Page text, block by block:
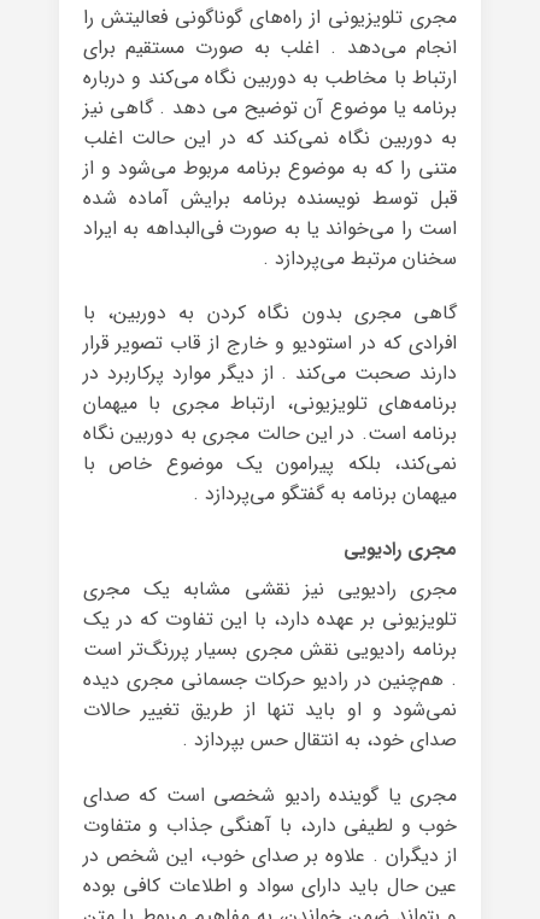
مجری تلویزیونی از راه‌های گوناگونی فعالیتش را
انجام می‌دهد . اغلب به صورت مستقیم برای
ارتباط با مخاطب به دوربین نگاه می‌کند و درباره
برنامه یا موضوع آن توضیح می دهد . گاهی نیز
به دوربین نگاه نمی‌کند که در این حالت اغلب
متنی را که به موضوع برنامه مربوط می‌شود و از
قبل توسط نویسنده برنامه برایش آماده شده
است را می‌خواند یا به صورت فی‌البداهه به ایراد
سخنان مرتبط می‌پردازد .
گاهی مجری بدون نگاه کردن به دوربین، با
افرادی که در استودیو و خارج از قاب تصویر قرار
دارند صحبت می‌کند . از دیگر موارد پرکاربرد در
برنامه‌های تلویزیونی، ارتباط مجری با میهمان
برنامه است. در این حالت مجری به دوربین نگاه
نمی‌کند، بلکه پیرامون یک موضوع خاص با
میهمان برنامه به گفتگو می‌پردازد .
مجری رادیویی
مجری رادیویی نیز نقشی مشابه یک مجری
تلویزیونی بر عهده دارد، با این تفاوت که در یک
برنامه رادیویی نقش مجری بسیار پررنگ‌تر است
. هم‌چنین در رادیو حرکات جسمانی مجری دیده
نمی‌شود و او باید تنها از طریق تغییر حالات
صدای خود، به انتقال حس بپردازد .
مجری یا گوینده رادیو شخصی است که صدای
خوب و لطیفی دارد، با آهنگی جذاب و متفاوت
از دیگران . علاوه بر صدای خوب، این شخص در
عین حال باید دارای سواد و اطلاعات کافی بوده